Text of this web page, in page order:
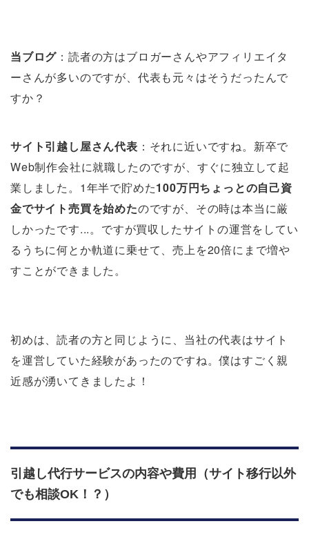
当ブログ ：読者の方はブロガーさんやアフィリエイタ
ーさんが多いのですが、代表も元々はそうだったんで
すか？
サイト引越し屋さん代表 ：それに近いですね。新卒で
Web制作会社に就職したのですが、すぐに独立して起
業しました。1年半で貯めた100万円ちょっとの自己資
金でサイト売買を始めたのですが、その時は本当に厳
しかったです...。ですが買収したサイトの運営をしてい
るうちに何とか軌道に乗せて、売上を20倍にまで増や
すことができました。
初めは、読者の方と同じように、当社の代表はサイト
を運営していた経験があったのですね。僕はすごく親
近感が湧いてきましたよ！
引越し代行サービスの内容や費用（サイト移行以外
でも相談OK！？）